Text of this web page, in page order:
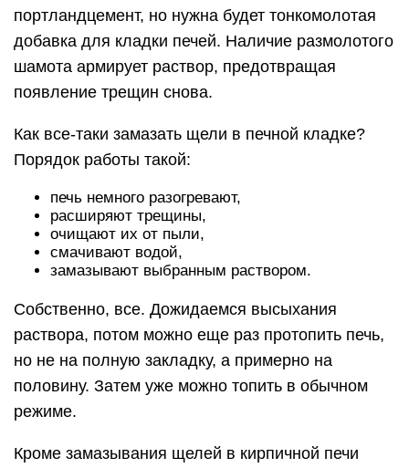
портландцемент, но нужна будет тонкомолотая
добавка для кладки печей. Наличие размолотого
шамота армирует раствор, предотвращая
появление трещин снова.
Как все-таки замазать щели в печной кладке?
Порядок работы такой:
печь немного разогревают,
расширяют трещины,
очищают их от пыли,
смачивают водой,
замазывают выбранным раствором.
Собственно, все. Дожидаемся высыхания
раствора, потом можно еще раз протопить печь,
но не на полную закладку, а примерно на
половину. Затем уже можно топить в обычном
режиме.
Кроме замазывания щелей в кирпичной печи